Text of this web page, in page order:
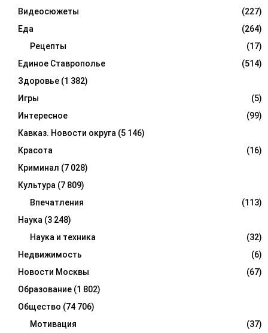
Видеосюжеты
(227)
Еда
(264)
Рецепты
(17)
Единое Ставрополье
(514)
Здоровье (1 382)
Игры
(5)
Интересное
(99)
Кавказ. Новости округа (5 146)
Красота
(16)
Криминал (7 028)
Культура (7 809)
Впечатления
(113)
Наука (3 248)
Наука и техника
(32)
Недвижимость
(6)
Новости Москвы
(67)
Образование (1 802)
Общество (74 706)
Мотивация
(37)